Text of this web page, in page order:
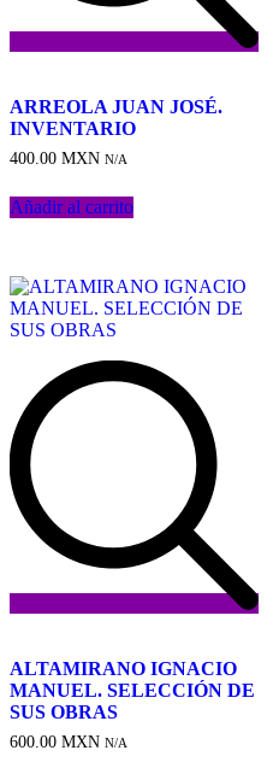
ARREOLA JUAN JOSÉ.
INVENTARIO
400.00 MXN N/A
Añadir al carrito
ALTAMIRANO IGNACIO
MANUEL. SELECCIÓN DE
SUS OBRAS
600.00 MXN N/A